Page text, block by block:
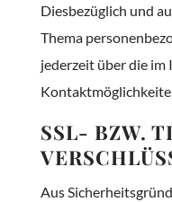
Diesbezüglich und
Thema
jederzeit über die im
SSL- BZW.
Aus